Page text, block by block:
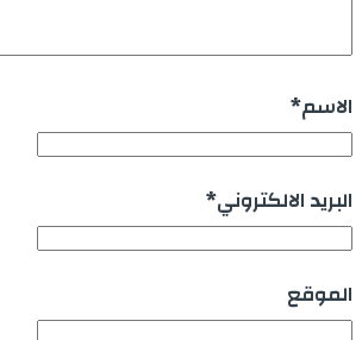
الاسم*
البريد الالكتروني*
الموقع